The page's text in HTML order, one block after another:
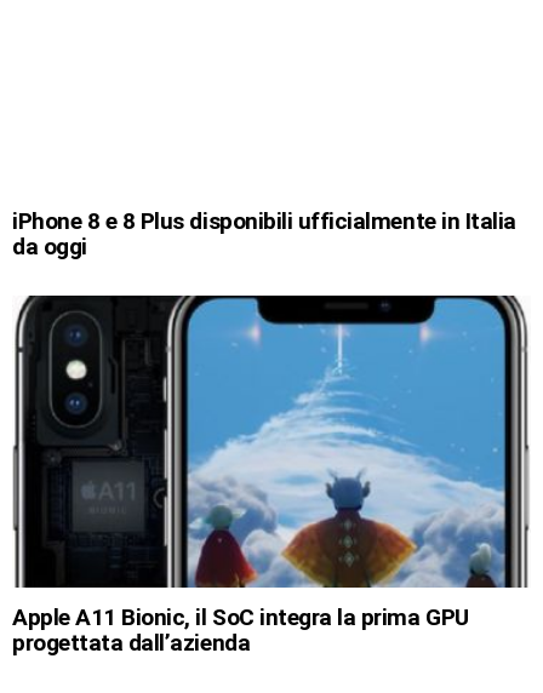
iPhone 8 e 8 Plus disponibili ufficialmente in Italia
da oggi
Apple A11 Bionic, il SoC integra la prima GPU
progettata dall’azienda